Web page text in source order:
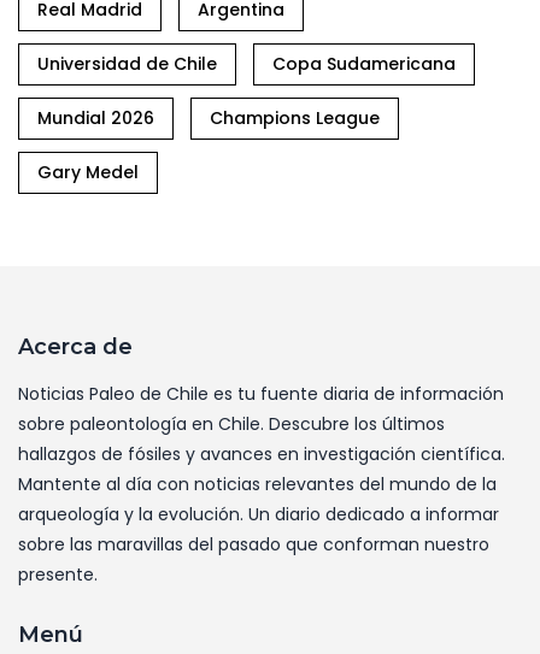
Real Madrid Argentina
Universidad de Chile Copa Sudamericana
Mundial 2026 Champions League
Gary Medel
Acerca de
Noticias Paleo de Chile es tu fuente diaria de información
sobre paleontología en Chile. Descubre los últimos
hallazgos de fósiles y avances en investigación científica.
Mantente al día con noticias relevantes del mundo de la
arqueología y la evolución. Un diario dedicado a informar
sobre las maravillas del pasado que conforman nuestro
presente.
Menú